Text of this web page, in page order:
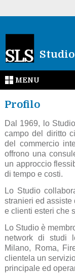
MENU
Profilo
Dal 1969, lo
campo del diritto
del commercio
offrono una
un approccio
di tempo e costi.
Lo Studio
stranieri ed
e clienti esteri che
Lo Studio è
network di studi
Milano, Roma,
clientela un
principale ed